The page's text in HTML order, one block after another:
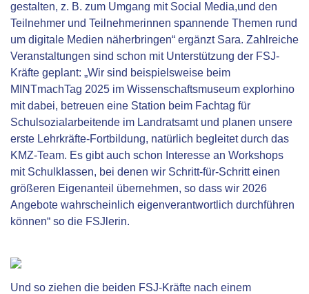
gestalten, z. B. zum Umgang mit Social Media,und den
Teilnehmer und Teilnehmerinnen spannende Themen rund
um digitale Medien näherbringen“ ergänzt Sara. Zahlreiche
Veranstaltungen sind schon mit Unterstützung der FSJ-
Kräfte geplant: „Wir sind beispielsweise beim
MINTmachTag 2025 im Wissenschaftsmuseum explorhino
mit dabei, betreuen eine Station beim Fachtag für
Schulsozialarbeitende im Landratsamt und planen unsere
erste Lehrkräfte-Fortbildung, natürlich begleitet durch das
KMZ-Team. Es gibt auch schon Interesse an Workshops
mit Schulklassen, bei denen wir Schritt-für-Schritt einen
größeren Eigenanteil übernehmen, so dass wir 2026
Angebote wahrscheinlich eigenverantwortlich durchführen
können“ so die FSJlerin.
Und so ziehen die beiden FSJ-Kräfte nach einem